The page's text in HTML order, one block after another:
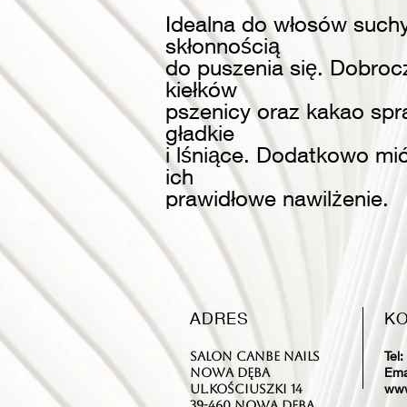
Idealna do włosów
skłonnością
do puszenia się.
kiełków
pszenicy oraz kakao
gładkie
i lśniące. Dodatkowo
ich
prawidłowe nawilżenie.
ADRES
Salon CanBe Nails
Nowa Dęba
ul.Kościuszki 14
Tel: